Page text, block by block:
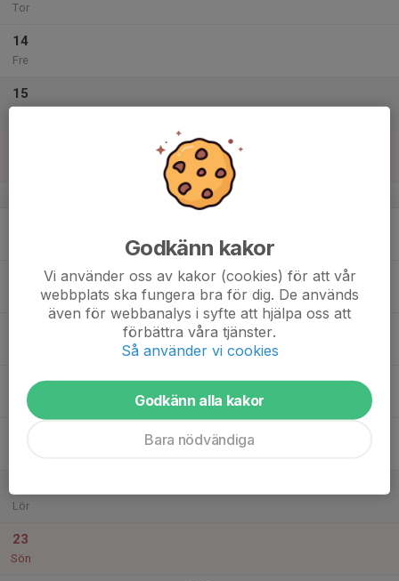
Tor
14
Fre
15
v.34
Tor
Lör
23
Sön
Godkänn kakor
Vi använder oss av kakor (cookies) för att vår
webbplats ska fungera bra för dig. De används
även för webbanalys i syfte att hjälpa oss att
förbättra våra tjänster.
Så använder vi cookies
Godkänn alla kakor
Bara nödvändiga